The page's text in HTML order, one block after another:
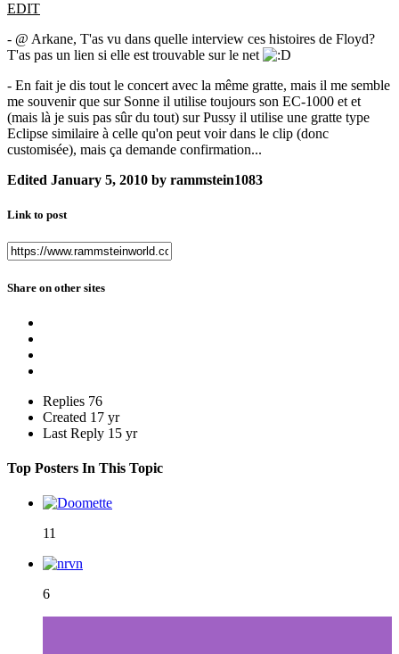
EDIT
- @ Arkane, T'as vu dans quelle interview ces histoires de Floyd?
T'as pas un lien si elle est trouvable sur le net
- En fait je dis tout le concert avec la même gratte, mais il me semble
me souvenir que sur Sonne il utilise toujours son EC-1000 et et
(mais là je suis pas sûr du tout) sur Pussy il utilise une gratte type
Eclipse similaire à celle qu'on peut voir dans le clip (donc
customisée), mais ça demande confirmation...
Edited January 5, 2010 by rammstein1083
Link to post
Share on other sites
Replies 76
Created 17 yr
Last Reply 15 yr
Top Posters In This Topic
11
6